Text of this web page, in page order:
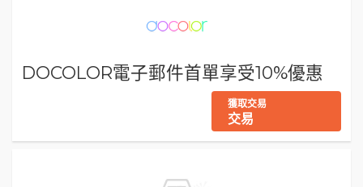
DOCOLOR電子郵件首單享受10%優惠
獲取交易
交易